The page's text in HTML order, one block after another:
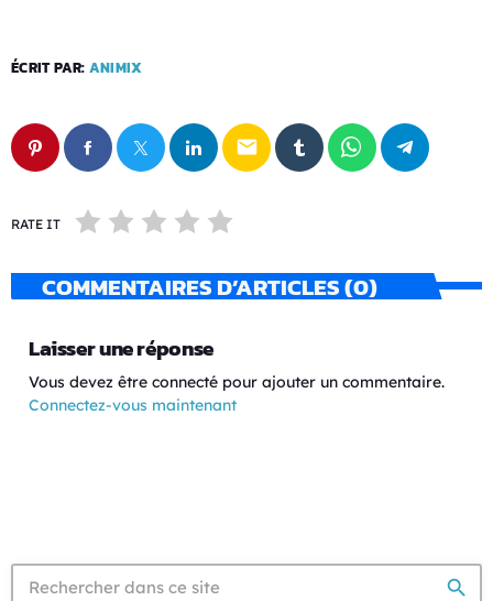
ÉCRIT PAR: ANIMIX
email
RATE IT
COMMENTAIRES D’ARTICLES (0)
Laisser une réponse
Vous devez être connecté pour ajouter un commentaire.
Connectez-vous maintenant
search